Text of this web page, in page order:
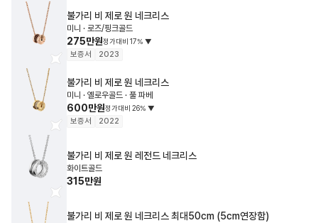
불가리 비 제로 원 네크리스
미니 · 로즈/핑크골드
275만원정가대비 17% ▼
보증서 2023
불가리 비 제로 원 네크리스
미니 · 옐로우골드 · 풀 파베
600만원정가대비 26% ▼
보증서 2022
불가리 비 제로 원 레전드 네크리스
화이트골드
315만원
불가리 비 제로 원 네크리스최대50cm (5cm연장함)